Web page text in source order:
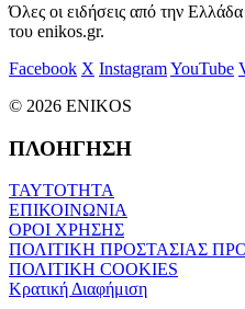
Όλες οι ειδήσεις από την
του enikos.gr.
Facebook X InstagramYouTube
© 2026 ENIKOS
ΠΛΟΗΓΗΣΗ
ΤΑΥΤΟΤΗΤΑ
ΕΠΙΚΟΙΝΩΝΙΑ
ΟΡΟΙ ΧΡΗΣΗΣ
ΠΟΛΙΤΙΚΗ ΠΡΟΣΤΑΣΙΑΣ
ΠΟΛΙΤΙΚΗ COOKIES
Κρατική Διαφήμιση